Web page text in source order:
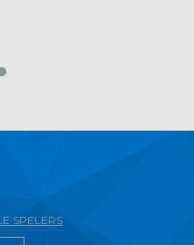
next
SPELERS